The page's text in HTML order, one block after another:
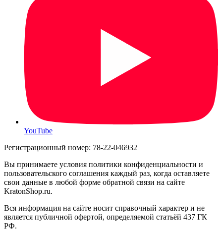
YouTube
Регистрационный номер: 78-22-046932
Вы принимаете условия политики конфиденциальности и
пользовательского соглашения каждый раз, когда оставляете
свои данные в любой форме обратной связи на сайте
KratonShop.ru.
Вся информация на сайте носит справочный характер и не
является публичной офертой, определяемой статьёй 437 ГК
РФ.